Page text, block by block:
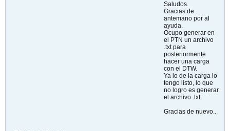
Saludos.
Gracias de
antemano por al
ayuda.
Ocupo generar en
el PTN un archivo
.txt para
posteriormente
hacer una carga
con el DTW.
Ya lo de la carga lo
tengo listo, lo que
no logro es generar
el archivo .txt.
Gracias de nuevo..